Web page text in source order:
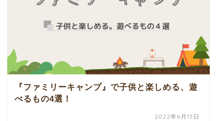
『ファミリーキャンプ』で子供と楽しめる、遊
べるもの4選！
2022年6月15日